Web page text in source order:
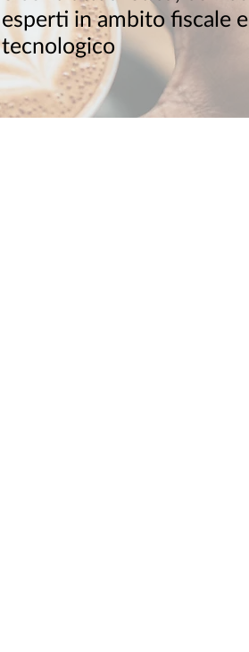
esperti in ambito fiscale e
tecnologico